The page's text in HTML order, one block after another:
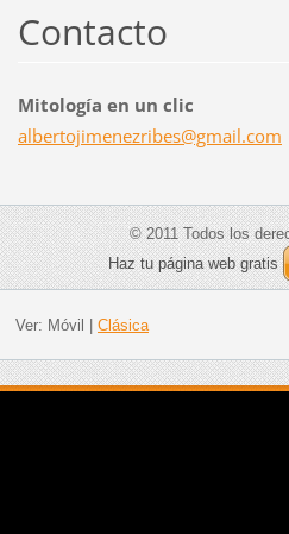
Contacto
Mitología en un clic
albertojimenezribes@gmail.com
© 2011 Todos los
Haz tu página web gratis
Ver: Móvil Clásica